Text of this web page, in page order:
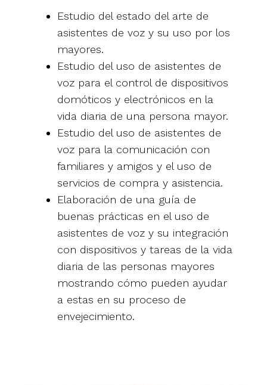
Estudio del estado del arte de
asistentes de voz y su uso por los
mayores.
Estudio del uso de asistentes de
voz para el control de dispositivos
domóticos y electrónicos en la
vida diaria de una persona mayor.
Estudio del uso de asistentes de
voz para la comunicación con
familiares y amigos y el uso de
servicios de compra y asistencia.
Elaboración de una guía de
buenas prácticas en el uso de
asistentes de voz y su integración
con dispositivos y tareas de la vida
diaria de las personas mayores
mostrando cómo pueden ayudar
a estas en su proceso de
envejecimiento.